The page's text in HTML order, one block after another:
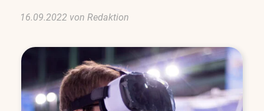
16.09.2022 von Redaktion